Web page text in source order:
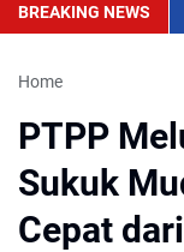
BREAKING NEWS
Home
PTPP
Sukuk
Cepat